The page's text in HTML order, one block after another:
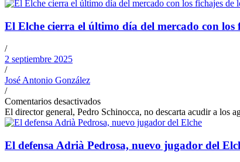
El Elche cierra el último día del mercado con
/
2 septiembre 2025
/
José Antonio González
/
Comentarios desactivados
El director general, Pedro Schinocca, no descarta acudir a los
El defensa Adrià Pedrosa, nuevo jugador del